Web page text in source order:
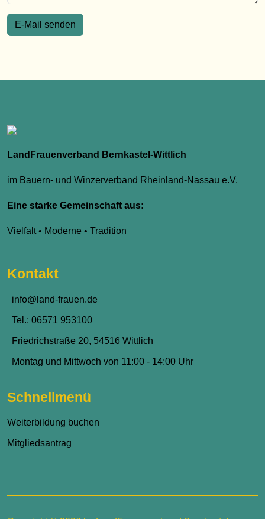
E-Mail senden
LandFrauenverband Bernkastel-Wittlich
im Bauern- und Winzerverband Rheinland-Nassau e.V.
Eine starke Gemeinschaft aus:
Vielfalt • Moderne • Tradition
Kontakt
info@land-frauen.de
Tel.: 06571 953100
Friedrichstraße 20, 54516 Wittlich
Montag und Mittwoch von 11:00 - 14:00 Uhr
Schnellmenü
Weiterbildung buchen
Mitgliedsantrag